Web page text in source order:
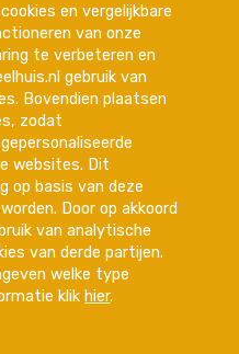
en vergelijkbare
van onze
te verbeteren en
gebruik van
Bovendien plaatsen
zodat
websites. Dit
op basis van deze
Door op akkoord
van analytische
van derde partijen.
welke type
klik hier.
van